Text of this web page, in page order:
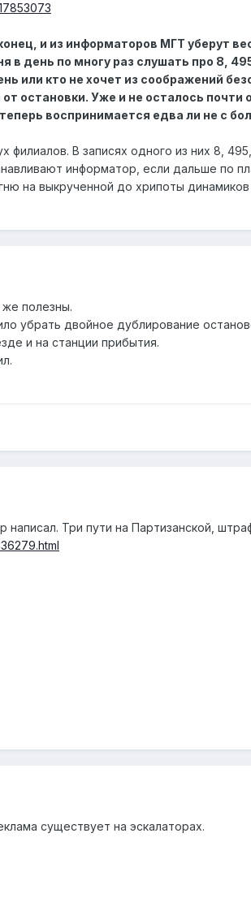
и из информаторов МГТ уберут
в день по многу раз слушать про 8,
или кто не хочет из соображений
остановки. Уже и не осталось
воспринимается едва ли не с
филиалов. В записях одного из них 8,
информатор, если дальше по
на выкрученной до хрипоты
полезны.
убрать двойное дублирование
и на станции прибытия.
написал. Три пути на Партизанской,
существует на эскалаторах.